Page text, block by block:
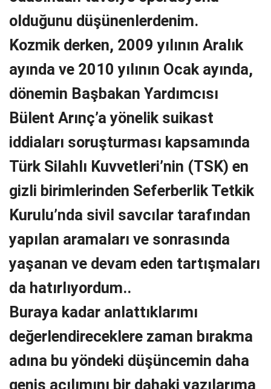
olduğunu düşünenlerdenim.
Kozmik derken, 2009 yılının Aralık
ayında ve 2010 yılının Ocak ayında,
dönemin Başbakan Yardımcısı
Bülent Arınç’a yönelik suikast
iddiaları soruşturması kapsamında
Türk Silahlı Kuvvetleri’nin (TSK) en
gizli birimlerinden Seferberlik Tetkik
Kurulu’nda sivil savcılar tarafından
yapılan aramaları ve sonrasında
yaşanan ve devam eden tartışmaları
da hatırlıyordum..
Buraya kadar anlattıklarımı
değerlendireceklere zaman bırakma
adına bu yöndeki düşüncemin daha
geniş açılımını bir dahaki yazılarıma